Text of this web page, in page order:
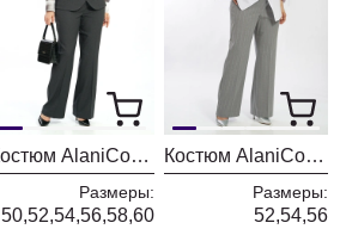
Костюм AlaniCollection 2590
Размеры:
50,52,54,56,58,60
Костюм AlaniCollection 2586 белый + серый
Размеры:
52,54,56